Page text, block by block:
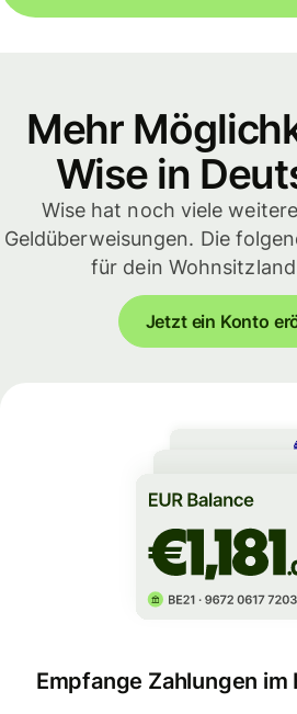
Mehr
Wise in
Wise hat noch viele
Geldüberweisungen. Die
für dein
Jetzt ein Konto
Empfange Zahlungen im